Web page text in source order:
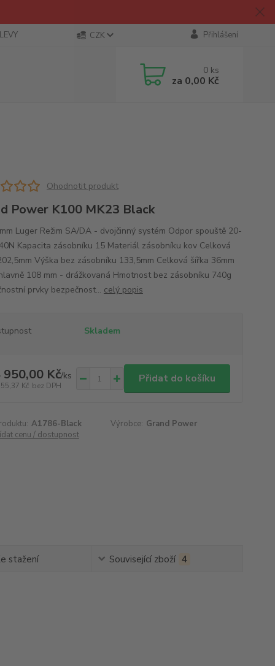
CZK Přihlášení
0 ks
za 0,00 Kč
Ohodnotit produkt
Power K100 MK23 Black
Luger Režim SA/DA - dvojčinný systém Odpor spouště 20-
Kapacita zásobníku 15 Materiál zásobníku kov Celková
Výška bez zásobníku 133,5mm Celková šířka 36mm
108 mm - drážkovaná Hmotnost bez zásobníku 740g
prvky bezpečnost... celý popis
Skladem
950,00 Kč/ks
Kč bez DPH
Přidat do košíku
A1786-Black Výrobce: Grand Power
cenu / dostupnost
stažení Související zboží 4